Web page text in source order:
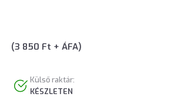
(3 850 Ft + ÁFA)
Külső raktár:
KÉSZLETEN